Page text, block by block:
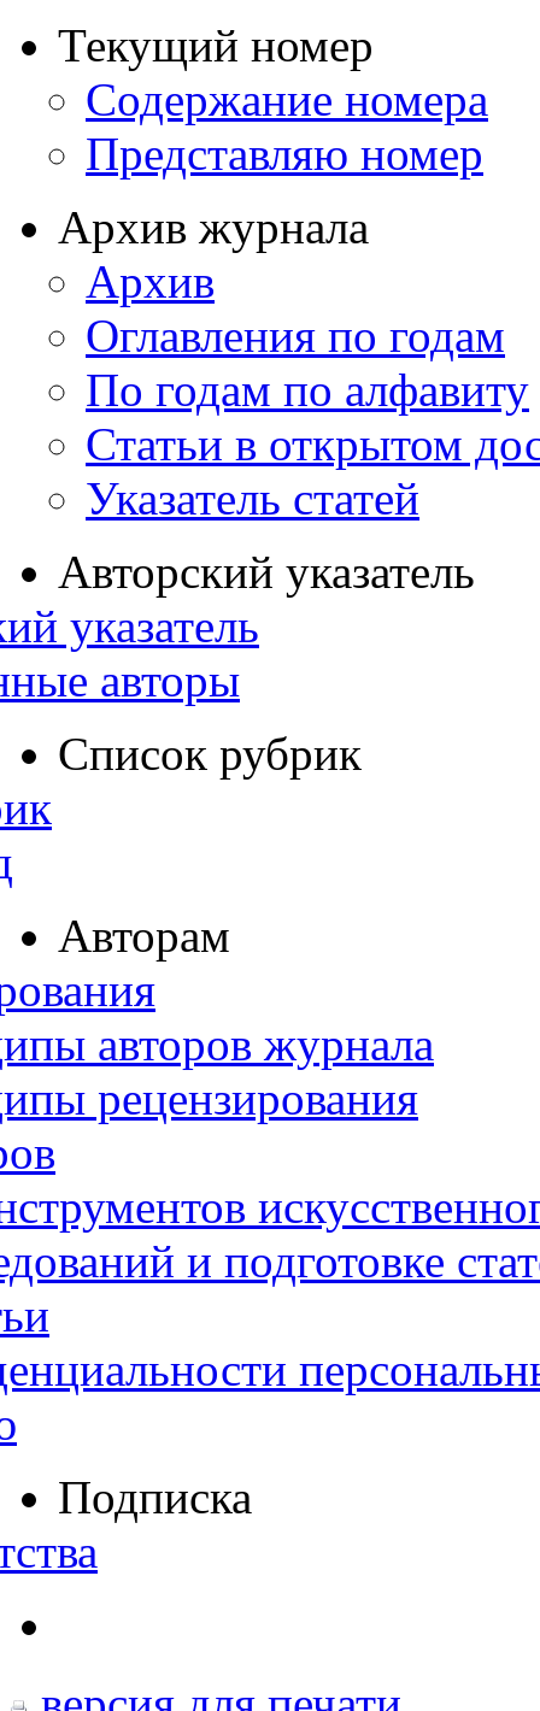
Текущий номер
Содержание номера
Представляю номер
Архив журнала
Архив
Оглавления по годам
По годам по алфавиту
Статьи в открытом
Указатель статей
Авторский указатель
указатель
авторы
Список рубрик
Авторам
авторов журнала
рецензирования
и подготовке
Подписка